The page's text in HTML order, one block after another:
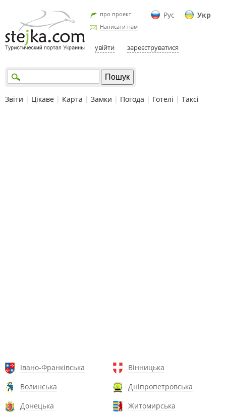
Рус Укр
про проект
Написати нам
увійти зареєструватися
Звіти | Цікаве | Карта | Замки | Погода | Готелі | Таксі
Івано-Франківська
Вінницька
Волинська
Дніпропетровська
Донецька
Житомирська